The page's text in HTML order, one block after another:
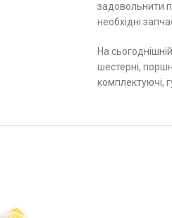
задовольнити
необхідні
На
шестерні,
комплектуючі,